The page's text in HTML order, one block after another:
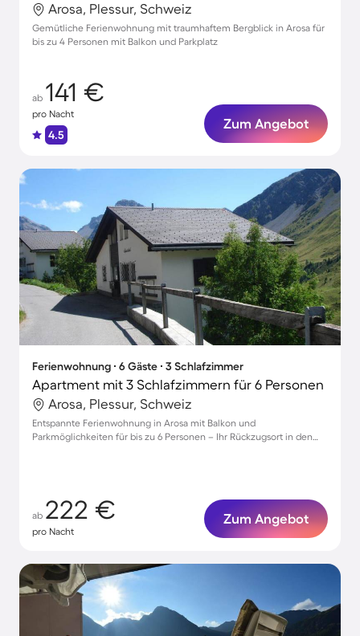
Arosa, Plessur, Schweiz
Gemütliche Ferienwohnung mit traumhaftem Bergblick in Arosa für
bis zu 4 Personen mit Balkon und Parkplatz
ab 141 €
pro Nacht
4.5
Zum Angebot
Ferienwohnung ∙ 6 Gäste ∙ 3 Schlafzimmer
Apartment mit 3 Schlafzimmern für 6 Personen
Arosa, Plessur, Schweiz
Entspannte Ferienwohnung in Arosa mit Balkon und
Parkmöglichkeiten für bis zu 6 Personen – Ihr Rückzugsort in den
ab 222 €
pro Nacht
Zum Angebot